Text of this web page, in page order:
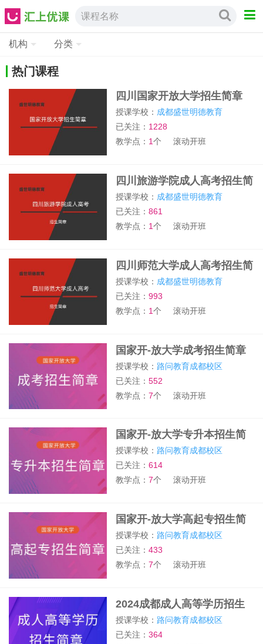
课程名称
机构 分类
热门课程
四川国家开放大学招生简章
授课学校： 成都盛世明德教育
已关注： 1228
教学点： 1个 滚动开班
四川旅游学院成人高考招生简
章
授课学校： 成都盛世明德教育
已关注：861
教学点： 1个 滚动开班
四川师范大学成人高考招生简
章
授课学校： 成都盛世明德教育
已关注：993
教学点： 1个 滚动开班
国家开-放大学成考招生简章
授课学校： 路问教育成都校区
已关注：552
教学点：7个 滚动开班
国家开-放大学专升本招生简
章
授课学校： 路问教育成都校区
已关注：614
教学点：7个 滚动开班
国家开-放大学高起专招生简
章
授课学校： 路问教育成都校区
已关注：433
教学点：7个 滚动开班
2024成都成人高等学历招生
简章
授课学校： 路问教育成都校区
已关注：364